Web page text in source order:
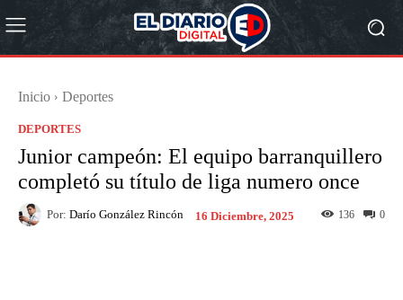
Inicio Deportes
DEPORTES
Junior campeón: El equipo barranquillero
completó su título de liga numero once
Por: Darío González Rincón 16 Diciembre, 2025 0
136